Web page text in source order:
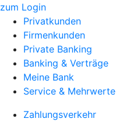
zum Login
Privatkunden
Firmenkunden
Private Banking
Banking & Verträge
Meine Bank
Service & Mehrwerte
Zahlungsverkehr